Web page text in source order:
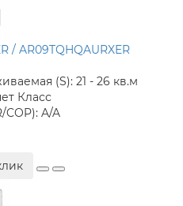
/ AR09TQHQAURXER
(S): 21 - 26 кв.м
Класс
COP): A/A